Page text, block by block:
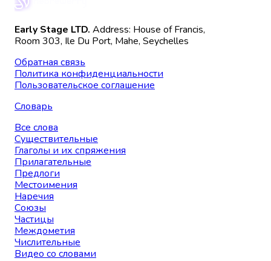
Early Stage LTD. Address: House of Francis,
Room 303, Ile Du Port, Mahe, Seychelles
Обратная связь
Политика конфиденциальности
Пользовательское соглашение
Словарь
Все слова
Существительные
Глаголы и их спряжения
Прилагательные
Предлоги
Местоимения
Наречия
Союзы
Частицы
Междометия
Числительные
Видео со словами